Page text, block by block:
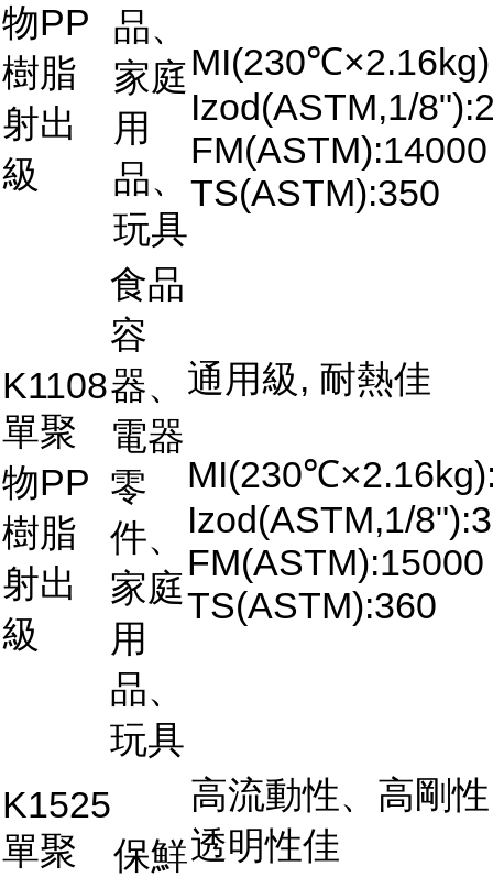
物PP
樹脂
射出
級
品、
家庭
用
品、
玩具
Izod(ASTM,1/
FM(ASTM):14000
TS(ASTM):350
K1108
單聚
物PP
樹脂
射出
級
食品
容
器、
電器
零
件、
家庭
用
品、
玩具
通用級, 耐熱佳
Izod(ASTM,1/
FM(ASTM):15000
TS(ASTM):360
K1525
單聚
保鮮
高流動性、高剛
透明性佳